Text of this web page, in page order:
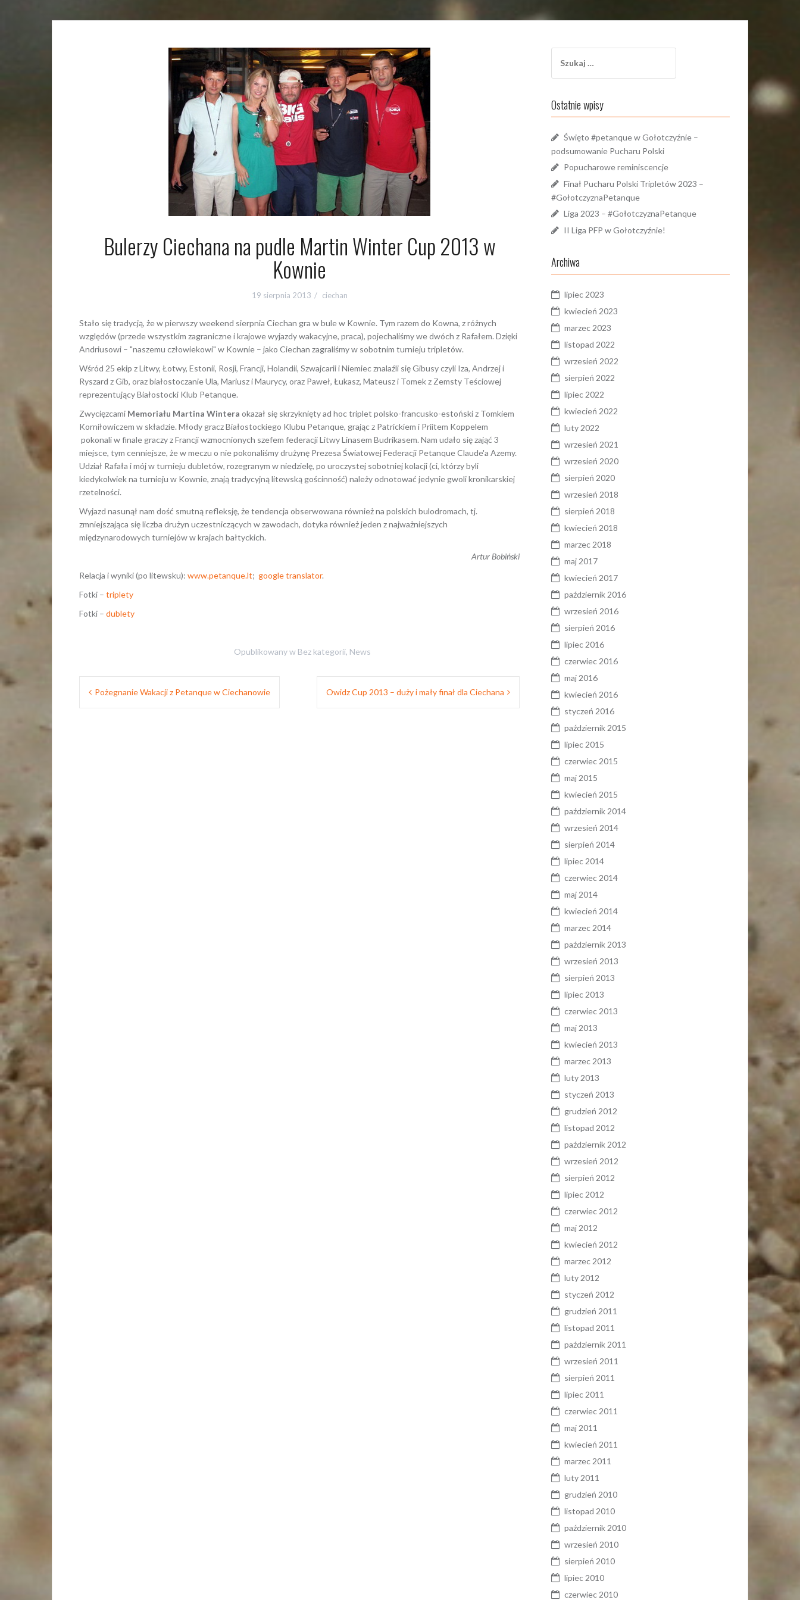
Bulerzy Ciechana na pudle Martin Winter Cup 2013 w
Kownie
19 sierpnia 2013 ciechan
Stało się tradycją, że w pierwszy weekend sierpnia Ciechan gra w bule w Kownie. Tym razem do Kowna, z różnych
względów (przede wszystkim zagraniczne i krajowe wyjazdy wakacyjne, praca), pojechaliśmy we dwóch z Rafałem. Dzięki
Andriusowi – "naszemu człowiekowi" w Kownie – jako Ciechan zagraliśmy w sobotnim turnieju tripletów.
Wśród 25 ekip z Litwy, Łotwy, Estonii, Rosji, Francji, Holandii, Szwajcarii i Niemiec znalaźli się Gibusy czyli Iza, Andrzej i
Ryszard z Gib, oraz białostoczanie Ula, Mariusz i Maurycy, oraz Paweł, Łukasz, Mateusz i Tomek z Zemsty Teściowej
reprezentujący Białostocki Klub Petanque.
Zwycięzcami Memoriału Martina Wintera okazał się skrzyknięty ad hoc triplet polsko-francusko-estoński z Tomkiem
Korniłowiczem w składzie. Młody gracz Białostockiego Klubu Petanque, grając z Patrickiem i Priitem Koppelem
pokonali w finale graczy z Francji wzmocnionych szefem federacji Litwy Linasem Budrikasem. Nam udało się zająć 3
miejsce, tym cenniejsze, że w meczu o nie pokonaliśmy drużynę Prezesa Światowej Federacji Petanque Claude'a Azemy.
Udział Rafała i mój w turnieju dubletów, rozegranym w niedzielę, po uroczystej sobotniej kolacji (ci, którzy byli
kiedykolwiek na turnieju w Kownie, znają tradycyjną litewską gościnność) należy odnotować jedynie gwoli kronikarskiej
rzetelności.
Wyjazd nasunął nam dość smutną refleksję, że tendencja obserwowana również na polskich bulodromach, tj.
zmniejszająca się liczba drużyn uczestniczących w zawodach, dotyka również jeden z najważniejszych
międzynarodowych turniejów w krajach bałtyckich.
Artur Bobiński
Relacja i wyniki (po litewsku): www.petanque.lt; google translator.
Fotki – triplety
Fotki – dublety
Opublikowany w Bez kategorii, News
Nawigacja
wpisu
Pożegnanie Wakacji z Petanque w Ciechanowie Owidz Cup 2013 – duży i mały finał dla Ciechana
Ostatnie wpisy
Święto #petanque w Gołotczyźnie –
podsumowanie Pucharu Polski
Popucharowe reminiscencje
Finał Pucharu Polski Tripletów 2023 –
#GołotczyznaPetanque
Liga 2023 – #GołotczyznaPetanque
II Liga PFP w Gołotczyźnie!
Archiwa
lipiec 2023
kwiecień 2023
marzec 2023
listopad 2022
wrzesień 2022
sierpień 2022
lipiec 2022
kwiecień 2022
luty 2022
wrzesień 2021
wrzesień 2020
sierpień 2020
wrzesień 2018
sierpień 2018
kwiecień 2018
marzec 2018
maj 2017
kwiecień 2017
październik 2016
wrzesień 2016
sierpień 2016
lipiec 2016
czerwiec 2016
maj 2016
kwiecień 2016
styczeń 2016
październik 2015
lipiec 2015
czerwiec 2015
maj 2015
kwiecień 2015
październik 2014
wrzesień 2014
sierpień 2014
lipiec 2014
czerwiec 2014
maj 2014
kwiecień 2014
marzec 2014
październik 2013
wrzesień 2013
sierpień 2013
lipiec 2013
czerwiec 2013
maj 2013
kwiecień 2013
marzec 2013
luty 2013
styczeń 2013
grudzień 2012
listopad 2012
październik 2012
wrzesień 2012
sierpień 2012
lipiec 2012
czerwiec 2012
maj 2012
kwiecień 2012
marzec 2012
luty 2012
styczeń 2012
grudzień 2011
listopad 2011
październik 2011
wrzesień 2011
sierpień 2011
lipiec 2011
czerwiec 2011
maj 2011
kwiecień 2011
marzec 2011
luty 2011
grudzień 2010
listopad 2010
październik 2010
wrzesień 2010
sierpień 2010
lipiec 2010
czerwiec 2010